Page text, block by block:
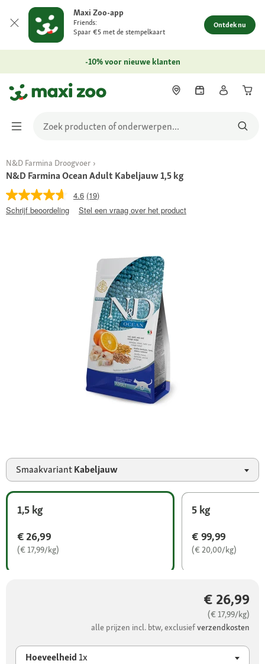
Maxi Zoo-app
Friends:
Spaar €5 met de stempelkaart
Ontdek nu
-10% voor nieuwe klanten
N&D Farmina Droogvoer
N&D Farmina Ocean Adult Kabeljauw 1,5 kg
4.6 (19)
Schrijf beoordeling
Stel een vraag over het product
SmaakvariantKabeljauw
1,5 kg
€ 26,99
(€ 17,99/kg)
5 kg
€ 99,99
(€ 20,00/kg)
€ 26,99
(€ 17,99/kg)
alle prijzen incl. btw, exclusiefverzendkosten
Hoeveelheid 1x